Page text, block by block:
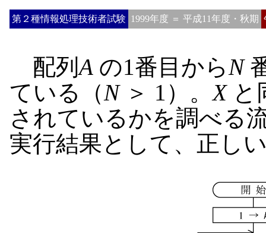
第２種情報処理技術者試験 1999年度 ＝ 平成11年度・秋期
配列A の1番目からN
ている（N＞ 1）。Xと
されているかを調べる
実行結果として、正し